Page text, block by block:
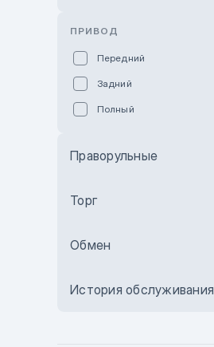
Бежевый
Комбинированный
ПРИВОД
Передний
Задний
Полный
Праворульные
Торг
Обмен
История обслуживания